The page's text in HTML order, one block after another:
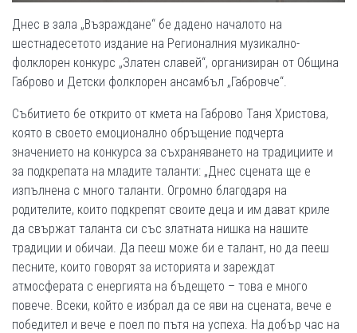
Днес в зала „Възраждане“ бе дадено началото на
шестнадесетото издание на Регионалния музикално-
фолклорен конкурс „Златен славей“, организиран от Община
Габрово и Детски фолклорен ансамбъл „Габровче“.
Събитието бе открито от кмета на Габрово Таня Христова,
която в своето емоционално обръщение подчерта
значението на конкурса за съхраняването на традициите и
за подкрепата на младите таланти: „Днес сцената ще е
изпълнена с много таланти. Огромно благодаря на
родителите, които подкрепят своите деца и им дават криле
да свържат таланта си със златната нишка на нашите
традиции и обичаи. Да пееш може би е талант, но да пееш
песните, които говорят за историята и зареждат
атмосферата с енергията на бъдещето – това е много
повече. Всеки, който е избрал да се яви на сцената, вече е
победител и вече е поел по пътя на успеха. На добър час на